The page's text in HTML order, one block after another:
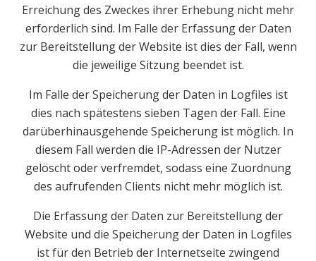
Erreichung des Zweckes ihrer Erhebung nicht mehr
erforderlich sind. Im Falle der Erfassung der Daten
zur Bereitstellung der Website ist dies der Fall, wenn
die jeweilige Sitzung beendet ist.
Im Falle der Speicherung der Daten in Logfiles ist
dies nach spätestens sieben Tagen der Fall. Eine
darüberhinausgehende Speicherung ist möglich. In
diesem Fall werden die IP-Adressen der Nutzer
gelöscht oder verfremdet, sodass eine Zuordnung
des aufrufenden Clients nicht mehr möglich ist.
Die Erfassung der Daten zur Bereitstellung der
Website und die Speicherung der Daten in Logfiles
ist für den Betrieb der Internetseite zwingend